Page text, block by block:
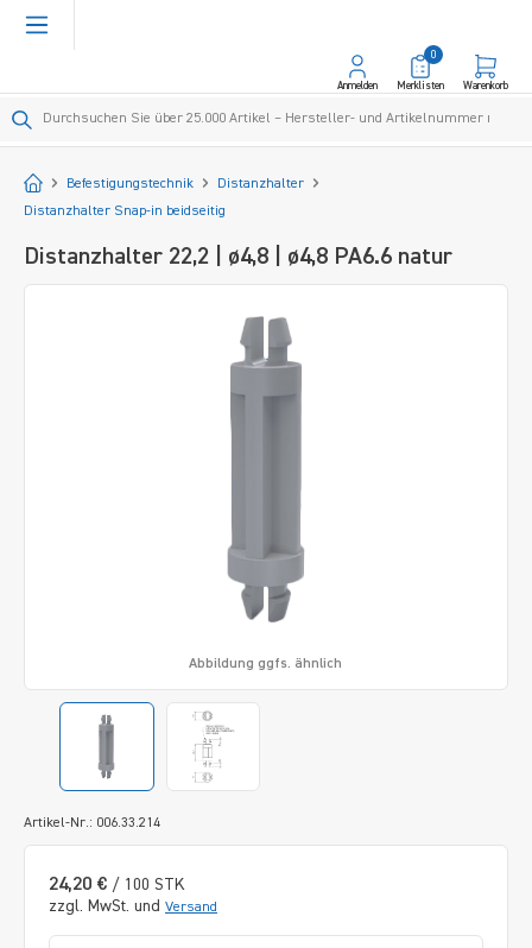
springen
Anmelden Merklisten
0
Warenkorb
Startseite
Befestigungstechnik
Distanzhalter
Distanzhalter Snap-in beidseitig
Distanzhalter 22,2 | ø4,8 | ø4,8 PA6.6 natur
Artikel-Nr.: 006.33.214
Abbildung ggfs. ähnlich
24,20 € / 100 STK
zzgl. MwSt. und Versand